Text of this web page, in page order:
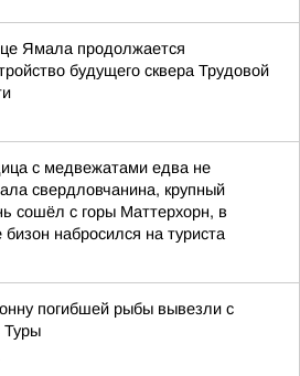
Ямала продолжается
будущего сквера Трудовой
с медвежатами едва не
свердловчанина, крупный
сошёл с горы Маттерхорн, в
набросился на туриста
погибшей рыбы вывезли с
Туры